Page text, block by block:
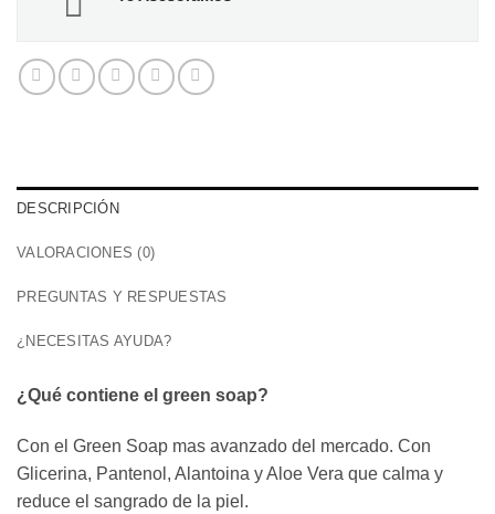
DESCRIPCIÓN
VALORACIONES (0)
PREGUNTAS Y RESPUESTAS
¿NECESITAS AYUDA?
¿Qué contiene el green soap?
Con el Green Soap mas avanzado del mercado. Con
Glicerina, Pantenol, Alantoina y Aloe Vera que calma y
reduce el sangrado de la piel.